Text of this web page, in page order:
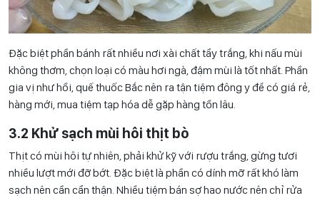
Đặc biệt phần bánh rất nhiều nơi xài chất tẩy trắng, khi nấu mùi
không thơm, chọn loại có màu hơi ngà, đậm mùi là tốt nhất. Phần
gia vị như hồi, quế thuốc Bắc nên ra tận tiệm đông y để có giá rẻ,
hàng mới, mua tiệm tạp hóa dễ gặp hàng tồn lâu.
3.2 Khử sạch mùi hôi thịt bò
Thịt có mùi hôi tự nhiên, phải khử kỹ với rượu trắng, gừng tươi
nhiều lượt mới đỡ bớt. Đặc biệt là phần có dính mỡ rất khó làm
sạch nên cần cẩn thận. Nhiều tiệm bán sợ hao nước nên chỉ rửa